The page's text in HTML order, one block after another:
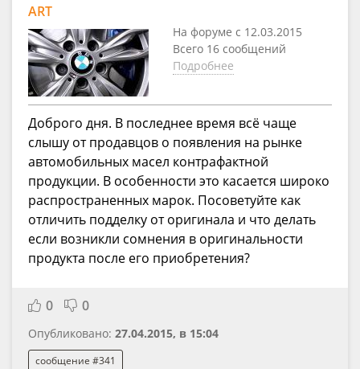
ART
На форуме с 12.03.2015
Всего 16 сообщений
Подробнее
Доброго дня. В последнее время всё чаще
слышу от продавцов о появления на рынке
автомобильных масел контрафактной
продукции. В особенности это касается широко
распространенных марок. Посоветуйте как
отличить подделку от оригинала и что делать
если возникли сомнения в оригинальности
продукта после его приобретения?
0 0
Опубликовано: 27.04.2015, в 15:04
сообщение #341